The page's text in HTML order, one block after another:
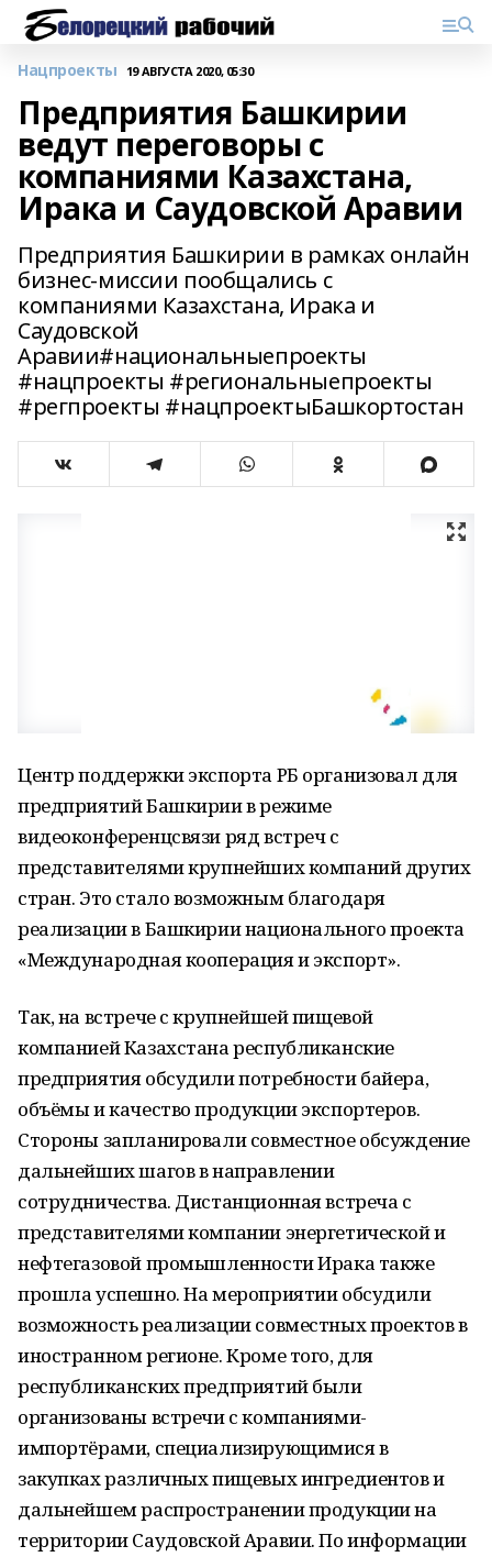
Нацпроекты 19 АВГУСТА 2020, 05:30
Предприятия Башкирии
ведут переговоры с
компаниями Казахстана,
Ирака и Саудовской Аравии
Предприятия Башкирии в рамках онлайн
бизнес-миссии пообщались с
компаниями Казахстана, Ирака и
Саудовской
Аравии#национальныепроекты
#нацпроекты #региональныепроекты
#регпроекты #нацпроектыБашкортостан
Центр поддержки экспорта РБ организовал для
предприятий Башкирии в режиме
видеоконференцсвязи ряд встреч с
представителями крупнейших компаний других
стран. Это стало возможным благодаря
реализации в Башкирии национального проекта
«Международная кооперация и экспорт».
Так, на встрече с крупнейшей пищевой
компанией Казахстана республиканские
предприятия обсудили потребности байера,
объёмы и качество продукции экспортеров.
Стороны запланировали совместное обсуждение
дальнейших шагов в направлении
сотрудничества. Дистанционная встреча с
представителями компании энергетической и
нефтегазовой промышленности Ирака также
прошла успешно. На мероприятии обсудили
возможность реализации совместных проектов в
иностранном регионе. Кроме того, для
республиканских предприятий были
организованы встречи с компаниями-
импортёрами, специализирующимися в
закупках различных пищевых ингредиентов и
дальнейшем распространении продукции на
территории Саудовской Аравии. По информации